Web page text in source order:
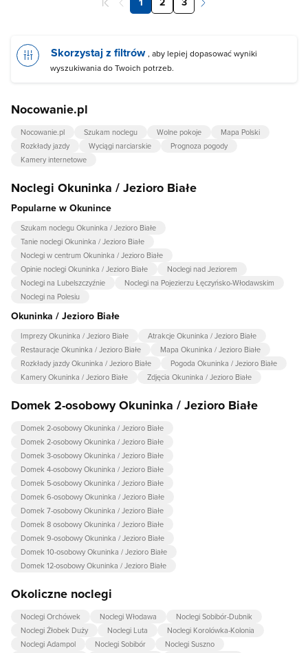
Skorzystaj z filtrów , aby lepiej dopasować wyniki
wyszukiwania do Twoich potrzeb.
Nocowanie.pl
Nocowanie.pl Szukam noclegu Wolne pokoje
Mapa Polski
Rozkłady jazdy
Wyciągi narciarskie
Prognoza pogody
Kamery internetowe
Noclegi Okuninka / Jezioro Białe
Popularne w Okunince
Szukam noclegu Okuninka / Jezioro Białe
Tanie noclegi Okuninka / Jezioro Białe
Noclegi w centrum Okuninka / Jezioro Białe
Opinie noclegi Okuninka / Jezioro Białe
Noclegi nad Jeziorem
Noclegi na Lubelszczyźnie
Noclegi na Pojezierzu Łęczyńsko-Włodawskim
Noclegi na Polesiu
Okuninka / Jezioro Białe
Imprezy Okuninka / Jezioro Białe
Atrakcje Okuninka / Jezioro Białe
Restauracje Okuninka / Jezioro Białe
Mapa Okuninka / Jezioro Białe
Rozkłady jazdy Okuninka / Jezioro Białe
Pogoda Okuninka / Jezioro Białe
Kamery Okuninka / Jezioro Białe
Zdjęcia Okuninka / Jezioro Białe
Domek 2-osobowy Okuninka / Jezioro Białe
Domek 2-osobowy Okuninka / Jezioro Białe
Domek 2-osobowy Okuninka / Jezioro Białe
Domek 3-osobowy Okuninka / Jezioro Białe
Domek 4-osobowy Okuninka / Jezioro Białe
Domek 5-osobowy Okuninka / Jezioro Białe
Domek 6-osobowy Okuninka / Jezioro Białe
Domek 7-osobowy Okuninka / Jezioro Białe
Domek 8 osobowy Okuninka / Jezioro Białe
Domek 9-osobowy Okuninka / Jezioro Białe
Domek 10-osobowy Okuninka / Jezioro Białe
Domek 12-osobowy Okuninka / Jezioro Białe
Okoliczne noclegi
Noclegi Orchówek Noclegi Włodawa
Noclegi Sobibór-Dubnik
Noclegi Żłobek Duży
Noclegi Luta
Noclegi Korolówka-Kolonia
Noclegi Adampol
Noclegi Sobibór
Noclegi Suszno